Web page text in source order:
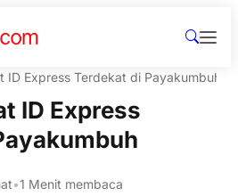
ID Express Terdekat di Payakumbuh
ID Express
•1 Menit membaca